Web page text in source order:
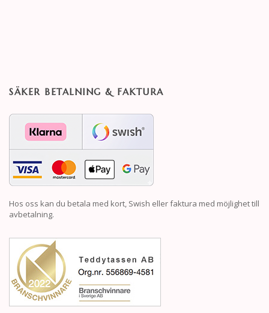
SÄKER BETALNING & FAKTURA
Hos oss kan du betala med kort, Swish eller faktura med möjlighet till
avbetalning.